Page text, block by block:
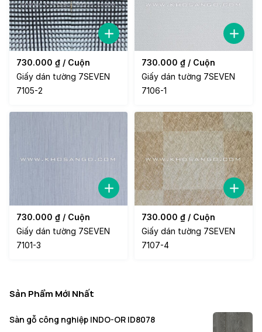
730.000 ₫ / Cuộn
Giấy dán tường 7SEVEN
7105-2
730.000 ₫ / Cuộn
Giấy dán tường 7SEVEN
7106-1
730.000 ₫ / Cuộn
Giấy dán tường 7SEVEN
7101-3
730.000 ₫ / Cuộn
Giấy dán tường 7SEVEN
7107-4
Sản Phẩm Mới Nhất
Sàn gỗ công nghiệp INDO-OR ID8078